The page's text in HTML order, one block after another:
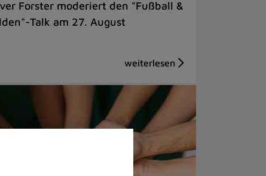
Forster moderiert den "Fußball &
Talk am 27. August